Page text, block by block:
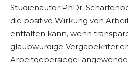
Studienautor PhDr.
die positive Wirkung von
entfalten kann, wenn
glaubwürdige
Arbeitgebersiegel